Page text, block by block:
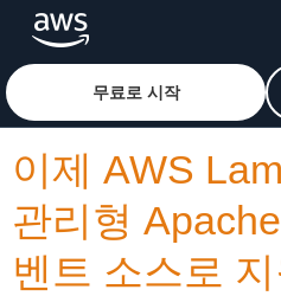
메인 콘텐츠로 건너뛰기Amazon Web Services
무료로 시작
이제 AWS
관리형
벤트 소스로 지